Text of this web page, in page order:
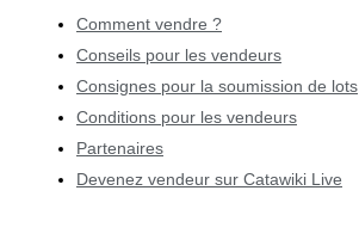
Comment vendre ?
Conseils pour les vendeurs
Consignes pour la soumission de lots
Conditions pour les vendeurs
Partenaires
Devenez vendeur sur Catawiki Live